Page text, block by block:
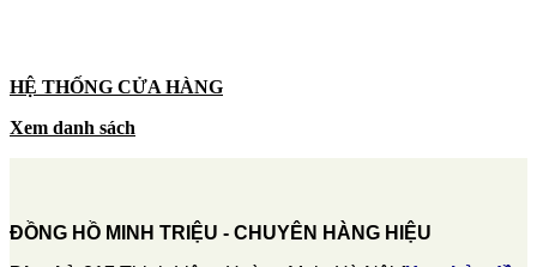
HỆ THỐNG CỬA HÀNG
Xem danh sách
ĐỒNG HỒ MINH TRIỆU - CHUYÊN HÀNG HIỆU